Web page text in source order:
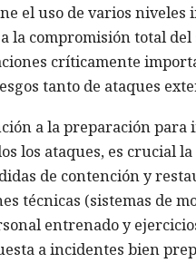
el uso de varios
la compromisión total
críticamente
tanto de ataques
a la preparación para
los ataques, es crucial
de contención y
técnicas (sistemas de
entrenado y
a incidentes bien